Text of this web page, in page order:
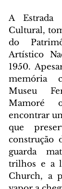
A Estrada
Cultural,
do
Artístico
1950.
memória
Museu
Mamoré
encontrar
que
construção
guarda
trilhos e a
Church, a